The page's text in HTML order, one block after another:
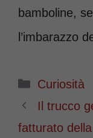
bamboline,
l’imbarazzo
Categorie
Curiosità
Il trucco
fatturato